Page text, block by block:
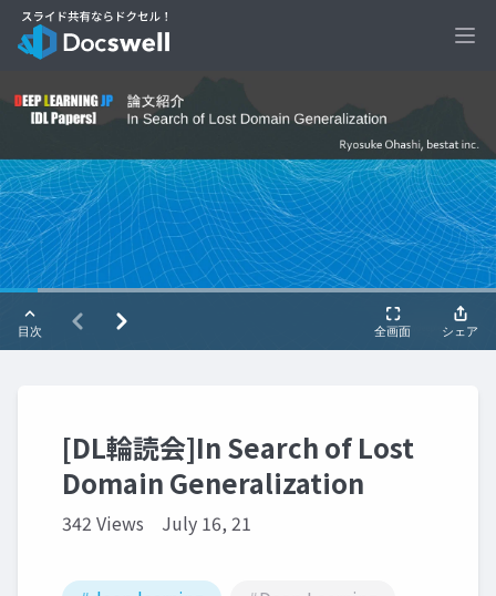
[DL輪読会]In Search of Lost
Domain Generalization
342 Views July 16, 21